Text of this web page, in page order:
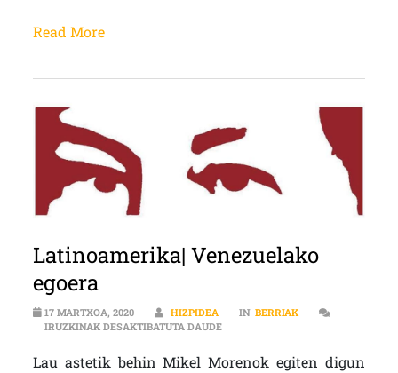
Read More
Latinoamerika| Venezuelako
egoera
17 MARTXOA, 2020 HIZPIDEA IN BERRIAK
IRUZKINAK DESAKTIBATUTA DAUDELATINOAMERIKA| VENEZUELAKO
Lau astetik behin Mikel Morenok egiten digun